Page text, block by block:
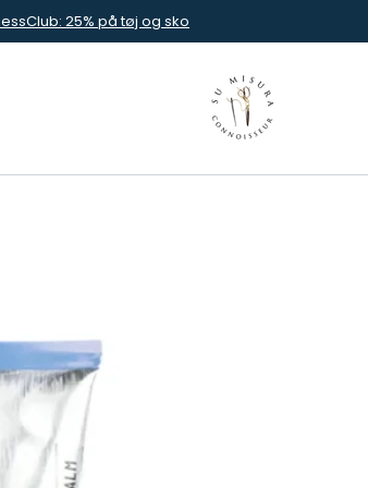
25% på tøj og sko